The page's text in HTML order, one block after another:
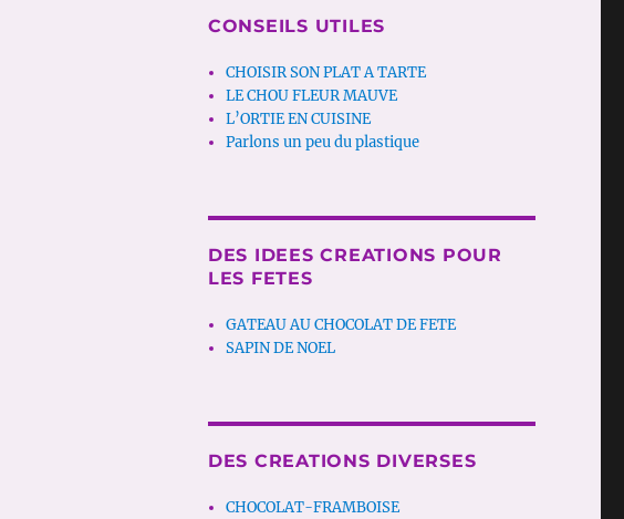
CONSEILS UTILES
CHOISIR SON PLAT A TARTE
LE CHOU FLEUR MAUVE
L’ORTIE EN CUISINE
Parlons un peu du plastique
DES IDEES CREATIONS POUR
LES FETES
GATEAU AU CHOCOLAT DE FETE
SAPIN DE NOEL
DES CREATIONS DIVERSES
CHOCOLAT-FRAMBOISE